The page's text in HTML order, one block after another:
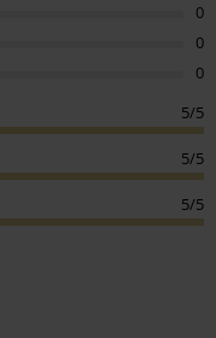
0
0
0
5/5
5/5
5/5